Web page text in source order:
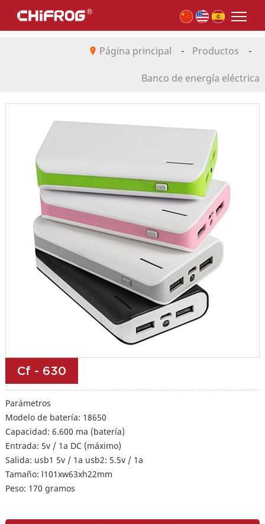
Página principal - Productos -
Banco de energía eléctrica
Cf - 630
Parámetros
Modelo de batería: 18650
Capacidad: 6.600 ma (batería)
Entrada: 5v / 1a DC (máximo)
Salida: usb1 5v / 1a usb2: 5.5v / 1a
Tamaño: l101xw63xh22mm
Peso: 170 gramos